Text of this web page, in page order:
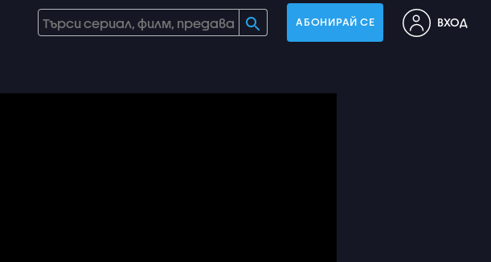
АБОНИРАЙ СЕ ВХОД